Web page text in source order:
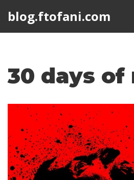
blog.ftofani.com
30 days